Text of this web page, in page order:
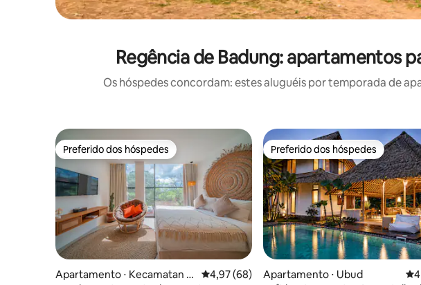
Regência de Badung: apartamentos
Os hóspedes concordam: estes aluguéis por temporada de
Preferido dos hóspedes
Preferido dos hóspedes
Apartamento ⋅ Kecamatan K
4,97 de uma avaliação média de 5, 68
4,97 (68)
Preferido dos hóspedes
Preferido dos hóspedes
Apartamento ⋅ Ubud